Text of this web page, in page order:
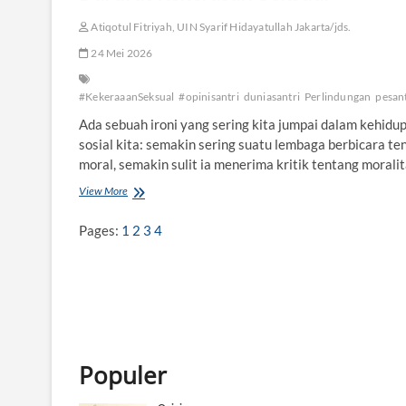
Atiqotul Fitriyah, UIN Syarif Hidayatullah Jakarta/jds.
24 Mei 2026
#KekeraaanSeksual #opinisantri duniasantri Perlindungan
Ada sebuah ironi yang sering kita jumpai dalam
sosial kita: semakin sering suatu lembaga berbicara
moral, semakin sulit ia menerima kritik tentang
View More
t
n
t
r
Pages: 1 2 3 4
Populer